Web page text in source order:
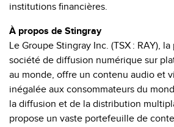
institutions financières.
À propos de Stingray
Le Groupe Stingray Inc. (TSX : RAY),
société de diffusion numérique sur
au monde, offre un contenu audio et
inégalée aux consommateurs du
la diffusion et de la distribution
propose un vaste portefeuille de